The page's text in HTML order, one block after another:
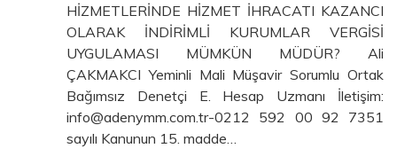
HİZMETLERİNDE HİZMET İHRACATI KAZANCI
OLARAK İNDİRİMLİ KURUMLAR VERGİSİ
UYGULAMASI MÜMKÜN MÜDÜR? Ali
ÇAKMAKCI Yeminli Mali Müşavir Sorumlu Ortak
Bağımsız Denetçi E. Hesap Uzmanı İletişim:
info@adenymm.com.tr-0212 592 00 92 7351
sayılı Kanunun 15. madde…